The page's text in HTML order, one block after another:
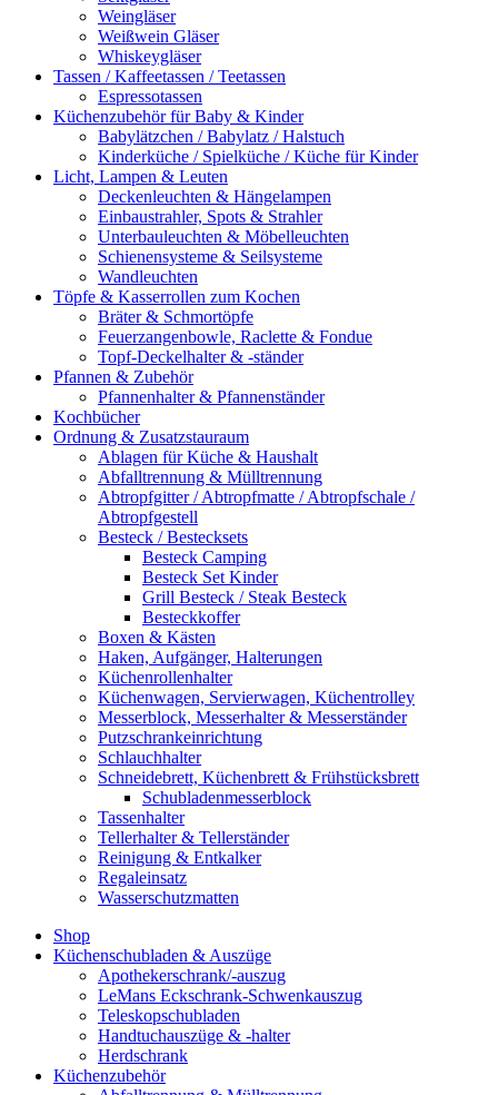
Weingläser
Weißwein Gläser
Whiskeygläser
Tassen / Kaffeetassen / Teetassen
Espressotassen
Küchenzubehör für Baby & Kinder
Babylätzchen / Babylatz / Halstuch
Kinderküche / Spielküche / Küche für Kinder
Licht, Lampen & Leuten
Deckenleuchten & Hängelampen
Einbaustrahler, Spots & Strahler
Unterbauleuchten & Möbelleuchten
Schienensysteme & Seilsysteme
Wandleuchten
Töpfe & Kasserrollen zum Kochen
Bräter & Schmortöpfe
Feuerzangenbowle, Raclette & Fondue
Topf-Deckelhalter & -ständer
Pfannen & Zubehör
Pfannenhalter & Pfannenständer
Kochbücher
Ordnung & Zusatzstauraum
Ablagen für Küche & Haushalt
Abfalltrennung & Mülltrennung
Abtropfgitter / Abtropfmatte / Abtropfschale /
Abtropfgestell
Besteck / Bestecksets
Besteck Camping
Besteck Set Kinder
Grill Besteck / Steak Besteck
Besteckkoffer
Boxen & Kästen
Haken, Aufgänger, Halterungen
Küchenrollenhalter
Küchenwagen, Servierwagen, Küchentrolley
Messerblock, Messerhalter & Messerständer
Putzschrankeinrichtung
Schlauchhalter
Schneidebrett, Küchenbrett & Frühstücksbrett
Schubladenmesserblock
Tassenhalter
Tellerhalter & Tellerständer
Reinigung & Entkalker
Regaleinsatz
Wasserschutzmatten
Shop
Küchenschubladen & Auszüge
Apothekerschrank/-auszug
LeMans Eckschrank-Schwenkauszug
Teleskopschubladen
Handtuchauszüge & -halter
Herdschrank
Küchenzubehör